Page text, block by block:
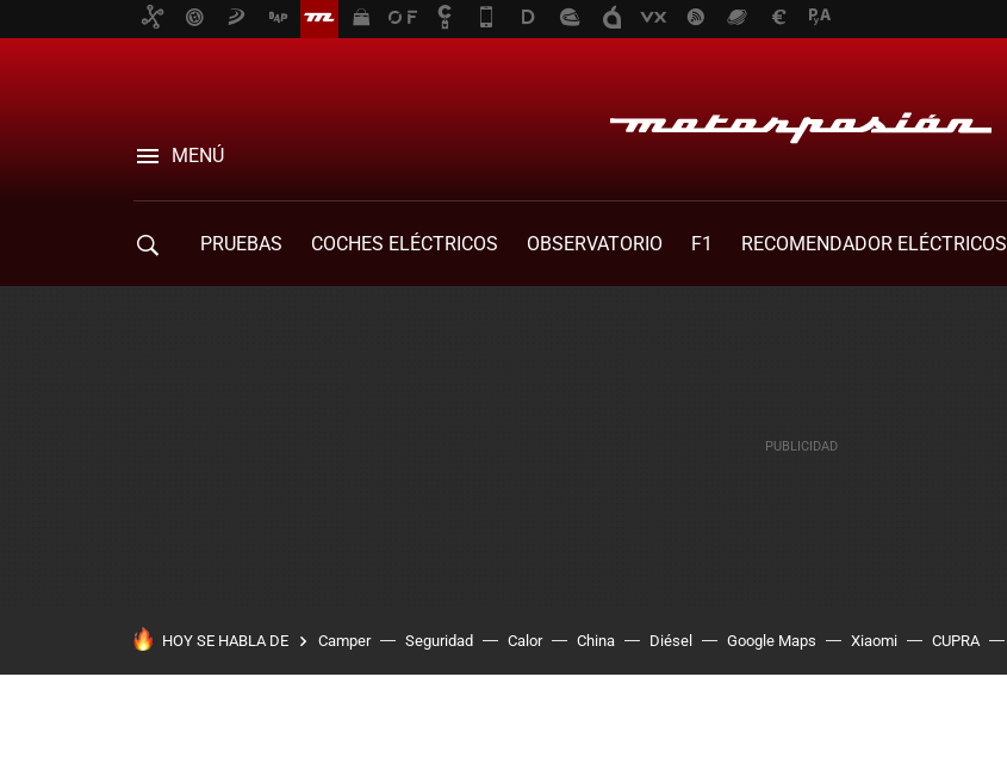
MENÚ
PRUEBAS COCHES ELÉCTRICOS OBSERVATORIO F1
RECOMENDADOR ELÉCTRICOS
HOY SE HABLA DE Camper Seguridad Calor China Diésel Google Maps Xiaomi CUPRA